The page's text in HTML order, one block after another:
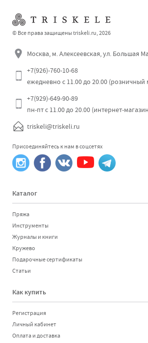
Отправить
© Все права защищены triskeli.ru, 2026
Москва, м. Алексеевская, ул. Большая
+7(926)-760-10-68
ежедневно с 11.00 до 20.00 (розничный
+7(929)-649-90-89
пн-пт с 11.00 до 20.00 (интернет-
triskeli@triskeli.ru
Присоединяйтесь к нам в соцсетях
Каталог
Пряжа
Инструменты
Журналы и книги
Кружево
Подарочные сертификаты
Статьи
Как купить
Регистрация
Личный кабинет
Оплата и доставка